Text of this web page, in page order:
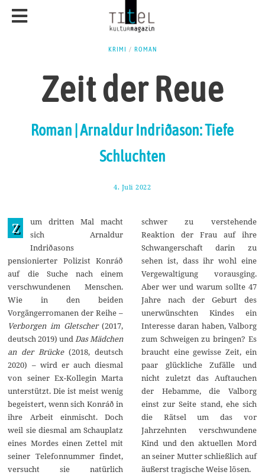
KRIMI / ROMAN
Zeit der Reue
Roman | Arnaldur Indriðason: Tiefe
Schluchten
4. Juli 2022
u
i
2
0
2
2
Z
um dritten Mal macht
sich Arnaldur
Indriðasons
pensionierter Polizist Konráð
auf die Suche nach einem
verschwundenen Menschen.
Wie in den beiden
Vorgängerromanen der Reihe –
Verborgen im Gletscher(2017,
deutsch 2019) und Das Mädchen
an der Brücke(2018, deutsch
2020) – wird er auch diesmal
von seiner Ex-Kollegin Marta
unterstützt. Die ist meist wenig
begeistert, wenn sich Konráð in
ihre Arbeit einmischt. Doch
weil sie diesmal am Schauplatz
eines Mordes einen Zettel mit
seiner Telefonnummer findet,
versucht sie natürlich
schwer zu verstehende
Reaktion der Frau auf ihre
Schwangerschaft darin zu
sehen ist, dass ihr wohl eine
Vergewaltigung vorausging.
Aber wer und warum sollte 47
Jahre nach der Geburt des
unerwünschten Kindes ein
Interesse daran haben, Valborg
zum Schweigen zu bringen? Es
braucht eine gewisse Zeit, ein
paar glückliche Zufälle und
nicht zuletzt das Auftauchen
der Hebamme, die Valborg
einst zur Seite stand, ehe sich
die Rätsel um das vor
Jahrzehnten verschwundene
Kind und den aktuellen Mord
an seiner Mutter schließlich auf
äußerst tragische Weise lösen.